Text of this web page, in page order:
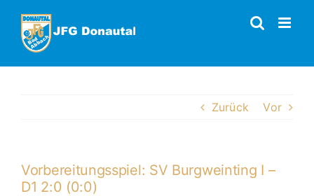
Inhalt
springen
Zurück Vor
Vorbereitungsspiel: SV Burgweinting I –
D1 2:0 (0:0)